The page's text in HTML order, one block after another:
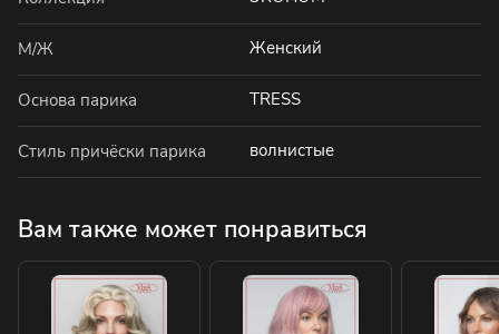
М/Ж Женский
Основа парика TRESS
Стиль причёски парика волнистые
Вам также может понравиться